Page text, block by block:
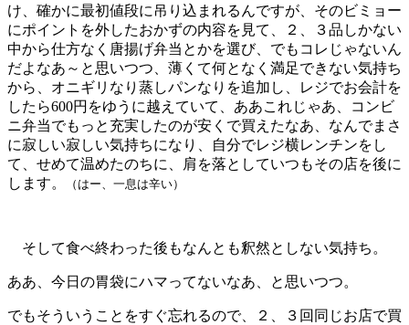
け、確かに最初値段に吊り込まれるんですが、そのビミョー
にポイントを外したおかずの内容を見て、２、３品しかない
中から仕方なく唐揚げ弁当とかを選び、でもコレじゃないん
だよなあ～と思いつつ、薄くて何となく満足できない気持ち
から、オニギリなり蒸しパンなりを追加し、レジでお会計を
したら600円をゆうに越えていて、ああこれじゃあ、コンビ
ニ弁当でもっと充実したのが安くで買えたなあ、なんでまさ
に寂しい寂しい気持ちになり、自分でレジ横レンチンをし
て、せめて温めたのちに、肩を落としていつもその店を後に
します。
（はー、一息は辛い）
そして食べ終わった後もなんとも釈然としない気持ち。
ああ、今日の胃袋にハマってないなあ、と思いつつ。
でもそういうことをすぐ忘れるので、２、３回同じお店で買